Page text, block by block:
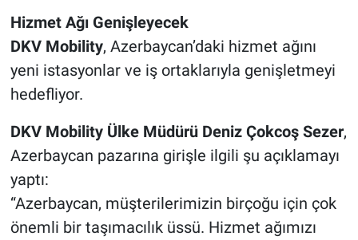
Hizmet Ağı Genişleyecek
DKV Mobility, Azerbaycan’daki hizmet ağını
yeni istasyonlar ve iş ortaklarıyla genişletmeyi
hedefliyor.
DKV Mobility Ülke Müdürü Deniz Çokcoş Sezer,
Azerbaycan pazarına girişle ilgili şu açıklamayı
yaptı:
“Azerbaycan, müşterilerimizin birçoğu için çok
önemli bir taşımacılık üssü. Hizmet ağımızı